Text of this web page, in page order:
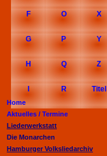
F O X
G P Y
H Q Z
I R Titel
Home
Aktuelles / Termine
Liederwerkstatt
Die Monarchen
Hamburger Volksliedarchiv